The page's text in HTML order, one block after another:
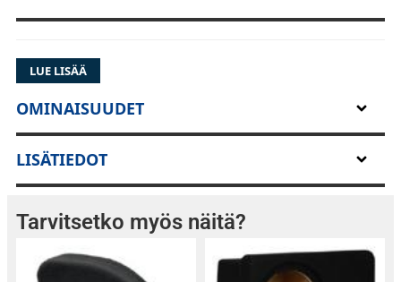
LUE LISÄÄ
OMINAISUUDET
LISÄTIEDOT
Tarvitsetko myös näitä?